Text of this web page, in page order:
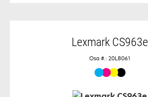
Lexmark CS963e
Osa #.: 20L8061